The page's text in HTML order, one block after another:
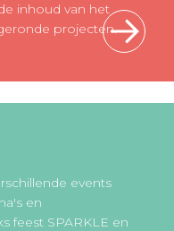
inhoud van het
projecten.
events
en
feest SPARKLE en